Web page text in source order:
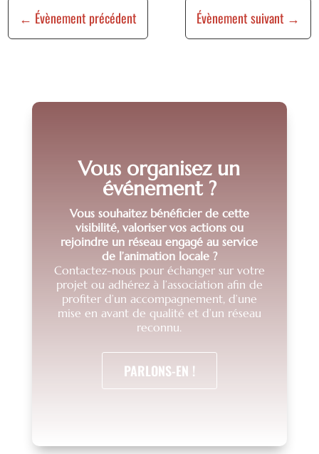
← Évènement précédent Évènement suivant →
Vous organisez un
événement ?
Vous souhaitez bénéficier de cette
visibilité, valoriser vos actions ou
rejoindre un réseau engagé au service
de l’animation locale ?
Contactez-nous pour échanger sur votre
projet ou adhérez à l’association afin de
profiter d’un accompagnement, d’une
mise en avant de qualité et d’un réseau
reconnu.
PARLONS-EN !